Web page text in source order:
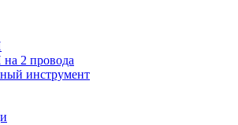
2 провода
инструмент